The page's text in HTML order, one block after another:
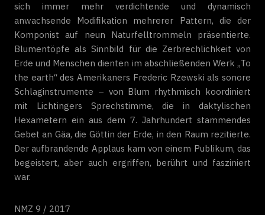
sich immer mehr verdichtende und dynamisch
anwachsende Modifikation mehrerer Pattern, die der
Komponist auf neun Naturfelltrommeln präsentierte.
Blumentöpfe als Sinnbild für die Zerbrechlichkeit von
Erde und Menschen dienten im abschließenden Werk „To
the earth“ des Amerikaners Frederic Rzewski als sonore
Schlaginstrumente – von Blum rhythmisch koordiniert
mit Lichtingers Sprechstimme, die in daktylischen
Hexametern ein aus dem 7. Jahrhundert stammendes
Gebet an Gäa, die Göttin der Erde, in den Raum rezitierte.
Der aufbrandende Applaus kam von einem Publikum, das
begeistert, aber auch ergriffen, berührt und fasziniert
war.
NMZ 9 / 2017